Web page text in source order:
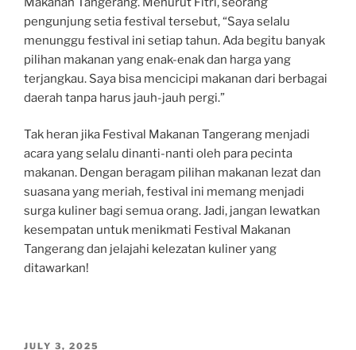
pengunjung setia festival tersebut, “Saya selalu
menunggu festival ini setiap tahun. Ada begitu banyak
pilihan makanan yang enak-enak dan harga yang
terjangkau. Saya bisa mencicipi makanan dari berbagai
daerah tanpa harus jauh-jauh pergi.”
Tak heran jika Festival Makanan Tangerang menjadi
acara yang selalu dinanti-nanti oleh para pecinta
makanan. Dengan beragam pilihan makanan lezat dan
suasana yang meriah, festival ini memang menjadi
surga kuliner bagi semua orang. Jadi, jangan lewatkan
kesempatan untuk menikmati Festival Makanan
Tangerang dan jelajahi kelezatan kuliner yang
ditawarkan!
POSTED
JULY 3, 2025